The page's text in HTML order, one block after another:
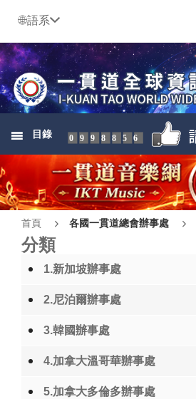
語系
目錄 0998856
首頁 各國一貫道總會辦事處
分類
1.新加坡辦事處
2.尼泊爾辦事處
3.韓國辦事處
4.加拿大溫哥華辦事處
5.加拿大多倫多辦事處